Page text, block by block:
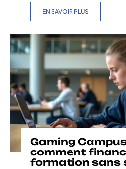
EN SAVOIR PLUS
Gaming
comment
formation sans